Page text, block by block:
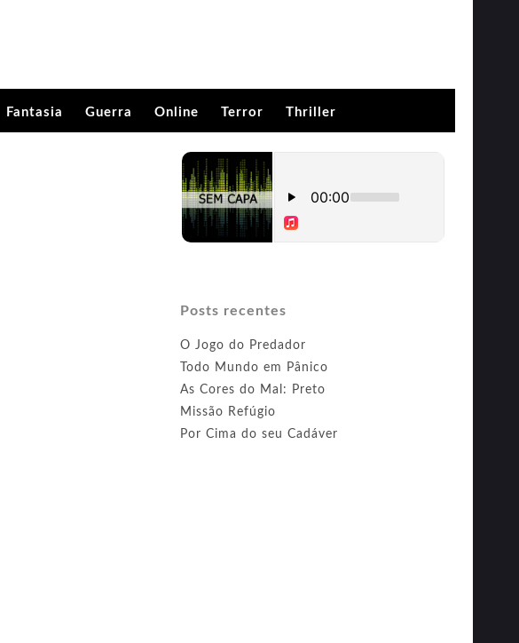
Fantasia Guerra Online Terror Thriller
Posts recentes
O Jogo do Predador
Todo Mundo em Pânico
As Cores do Mal: Preto
Missão Refúgio
Por Cima do seu Cadáver